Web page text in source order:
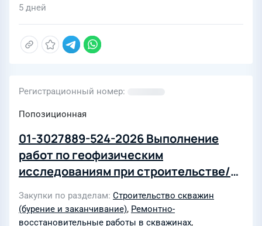
5 дней
Регистрационный номер
Попозиционная
01-3027889-524-2026 Выполнение
работ по геофизическим
исследованиям при строительстве/
контроле за разработкой и
проведению прострелочно-взрывных
Закупки по разделам Строительство скважин
(бурение и заканчивание), Ремонтно-
восстановительные работы в скважинах,